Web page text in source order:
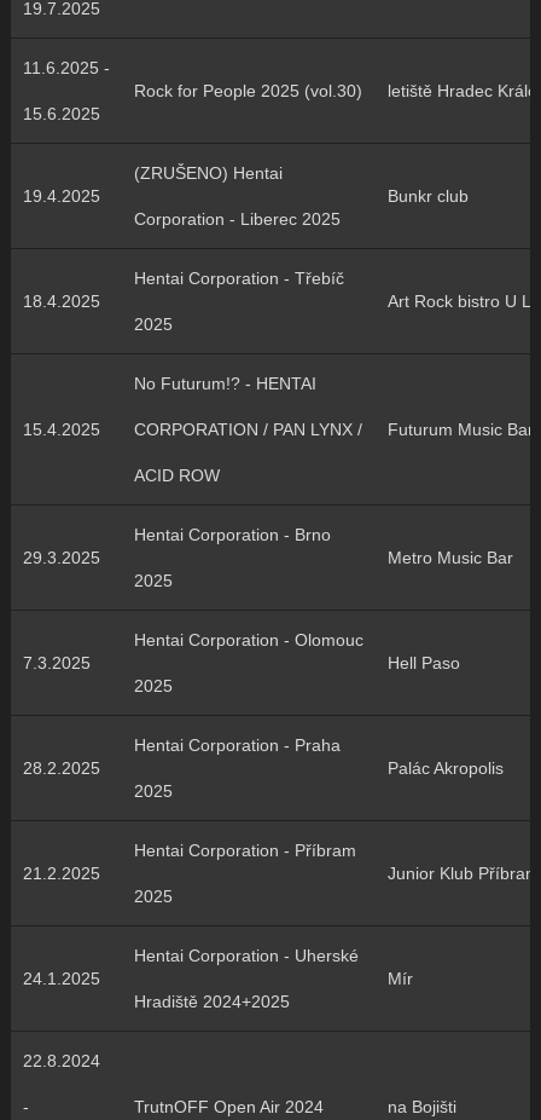
19.7.2025
11.6.2025 -
15.6.2025
Rock for People 2025 (vol.30) letiště Hradec
19.4.2025
(ZRUŠENO) Hentai
Corporation - Liberec 2025
Bunkr club
18.4.2025
Hentai Corporation - Třebíč
2025
Art Rock bistro U
15.4.2025
No Futurum!? - HENTAI
CORPORATION / PAN LYNX /
ACID ROW
Futurum Music Bar
29.3.2025
Hentai Corporation - Brno
2025
Metro Music Bar
7.3.2025
Hentai Corporation - Olomouc
2025
Hell Paso
28.2.2025
Hentai Corporation - Praha
2025
Palác Akropolis
21.2.2025
Hentai Corporation - Příbram
2025
Junior Klub Příbram
24.1.2025
Hentai Corporation - Uherské
Hradiště 2024+2025
Mír
22.8.2024
- TrutnOFF Open Air 2024 na Bojišti